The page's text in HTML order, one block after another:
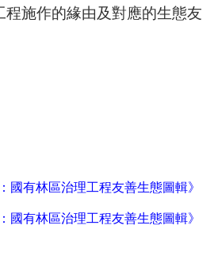
程施作的緣由及對應的生態友
國有林區治理工程友善生態圖輯》
國有林區治理工程友善生態圖輯》